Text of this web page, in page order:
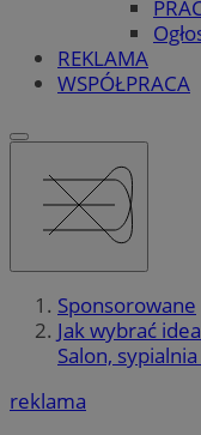
REKLAMA
WSPÓŁPRACA
Sponsorowane
Jak wybrać
Salon,
reklama